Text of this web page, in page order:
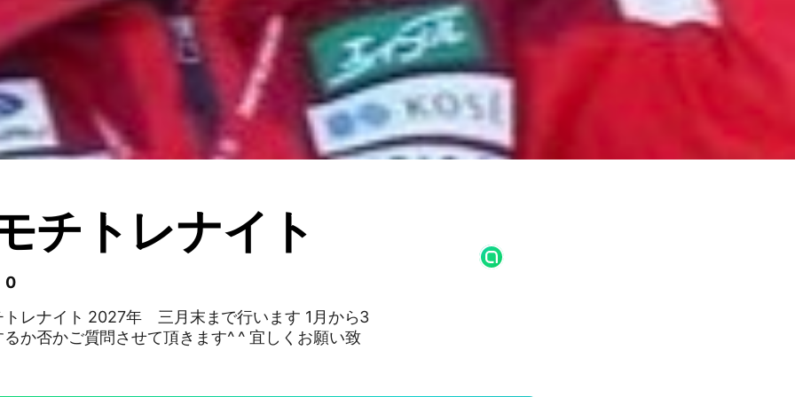
チトレナイト
0
トレナイト 2027年 三月末まで行います 1月から3
かご質問させて頂きます^ ^ 宜しくお願い致